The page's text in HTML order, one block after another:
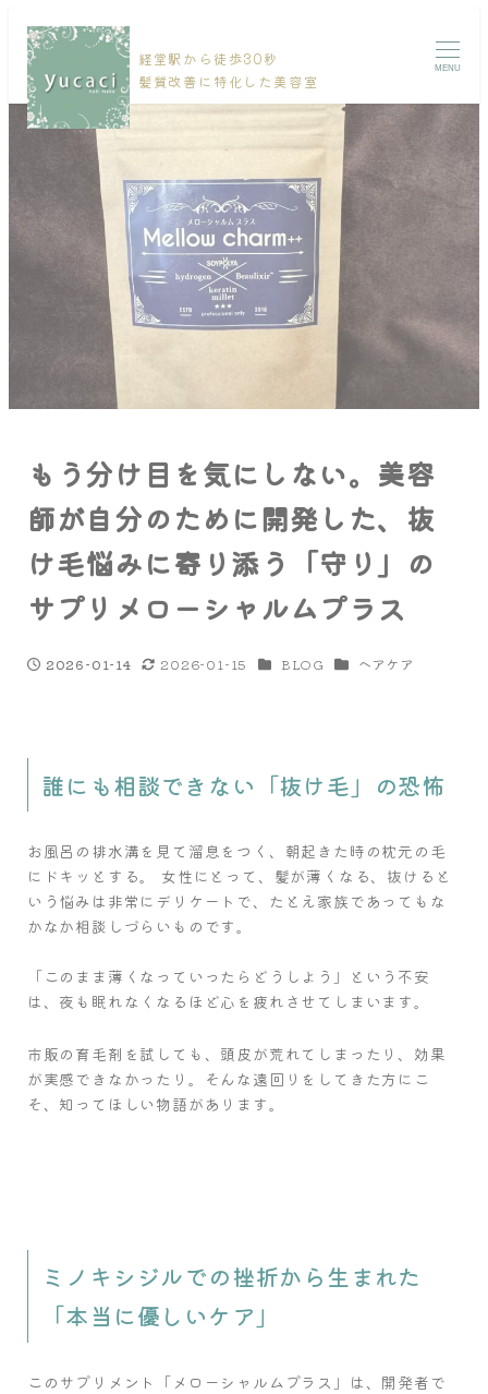
経堂駅から徒歩30秒
髪質改善に特化した美容室
MENU
もう分け目を気にしない。美容
師が自分のために開発した、抜
け毛悩みに寄り添う「守り」の
サプリメローシャルムプラス
投稿日
2026-01-14
更新日
2026-01-15 カテゴリー
BLOG カテゴリー
ヘアケア
誰にも相談できない「抜け毛」の恐怖
お風呂の排水溝を見て溜息をつく、朝起きた時の枕元の毛
にドキッとする。 女性にとって、髪が薄くなる、抜けると
いう悩みは非常にデリケートで、たとえ家族であってもな
かなか相談しづらいものです。
「このまま薄くなっていったらどうしよう」という不安
は、夜も眠れなくなるほど心を疲れさせてしまいます。
市販の育毛剤を試しても、頭皮が荒れてしまったり、効果
が実感できなかったり。そんな遠回りをしてきた方にこ
そ、知ってほしい物語があります。
ミノキシジルでの挫折から生まれた
「本当に優しいケア」
このサプリメント「メローシャルムプラス」は、開発者で